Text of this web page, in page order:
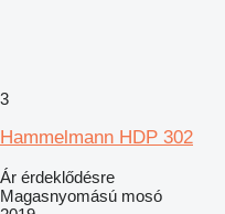
3
Hammelmann HDP 302
Ár érdeklődésre
Magasnyomású mosó